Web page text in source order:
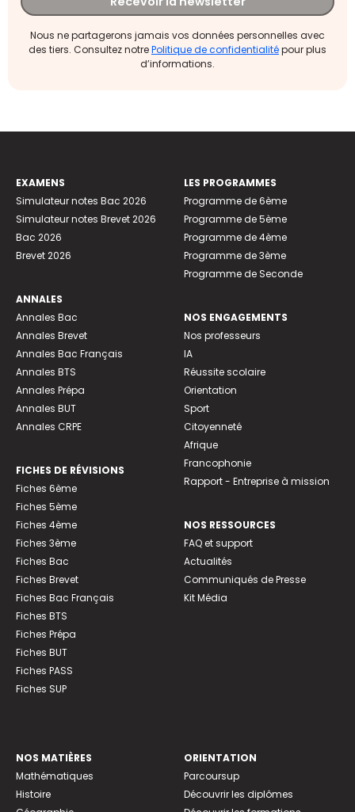
Nous ne partagerons jamais vos données personnelles avec
des tiers. Consultez notrePolitique de confidentialitépour plus
d’informations.
EXAMENS
Simulateur notes Bac 2026
Simulateur notes Brevet 2026
Bac 2026
Brevet 2026
ANNALES
Annales Bac
Annales Brevet
Annales Bac Français
Annales BTS
Annales Prépa
Annales BUT
Annales CRPE
FICHES DE RÉVISIONS
Fiches 6ème
Fiches 5ème
Fiches 4ème
Fiches 3ème
Fiches Bac
Fiches Brevet
Fiches Bac Français
Fiches BTS
Fiches Prépa
Fiches BUT
Fiches PASS
Fiches SUP
LES PROGRAMMES
Programme de 6ème
Programme de 5ème
Programme de 4ème
Programme de 3ème
Programme de Seconde
NOS ENGAGEMENTS
Nos professeurs
IA
Réussite scolaire
Orientation
Sport
Citoyenneté
Afrique
Francophonie
Rapport - Entreprise à mission
NOS RESSOURCES
FAQ et support
Actualités
Communiqués de Presse
Kit Média
NOS MATIÈRES
Mathématiques
Histoire
ORIENTATION
Parcoursup
Découvrir les diplômes